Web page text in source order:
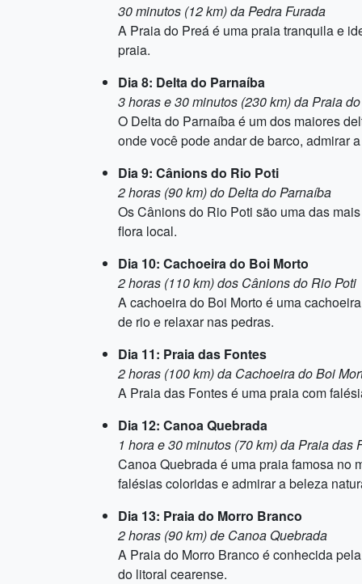
30 minutos (12 km) da Pedra Furada
A Praia do Preá é uma praia tranquila e
praia.
Dia 8: Delta do Parnaíba
3 horas e 30 minutos (230 km) da Praia
O Delta do Parnaíba é um dos maiores
onde você pode andar de barco, admirar
Dia 9: Cânions do Rio Poti
2 horas (90 km) do Delta do Parnaíba
Os Cânions do Rio Poti são uma das
flora local.
Dia 10: Cachoeira do Boi Morto
2 horas (110 km) dos Cânions do Rio Poti
A cachoeira do Boi Morto é uma
de rio e relaxar nas pedras.
Dia 11: Praia das Fontes
2 horas (100 km) da Cachoeira do Boi
A Praia das Fontes é uma praia com
Dia 12: Canoa Quebrada
1 hora e 30 minutos (70 km) da Praia das
Canoa Quebrada é uma praia famosa no
falésias coloridas e admirar a beleza
Dia 13: Praia do Morro Branco
2 horas (90 km) de Canoa Quebrada
A Praia do Morro Branco é conhecida
do litoral cearense.